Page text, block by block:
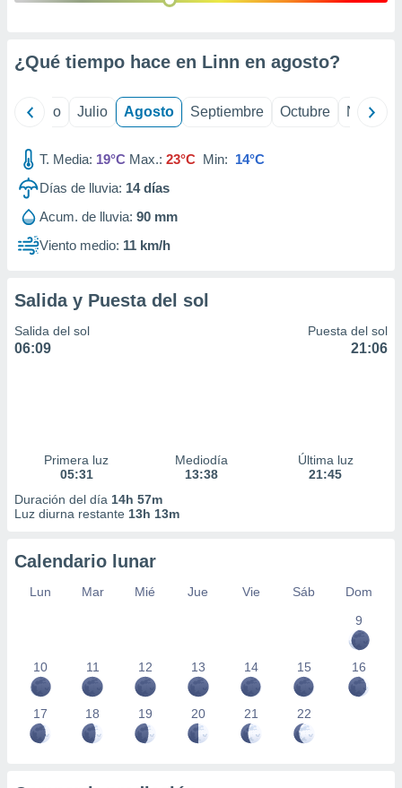
e
publicidad
publicidad
de
¿Qué tiempo hace en Linn en agosto?
Junio Julio Agosto Septiembre Octubre
T. Media: 19°C Max.: 23°C Min: 14°C
Días de lluvia: 14días
Acum. de lluvia: 90 mm
Viento medio: 11 km/h
Salida y Puesta del sol
Salida del sol
06:09
Puesta del sol
21:06
Primera luz
05:31
Mediodía
13:38
Última luz
21:45
Duración del día 14h 57m
Luz diurna restante 13h 13m
Calendario lunar
Lun Mar Mié Jue Vie Sáb
Dom
9
10 11 12 13 14 15 16
17 18 19 20 21 22